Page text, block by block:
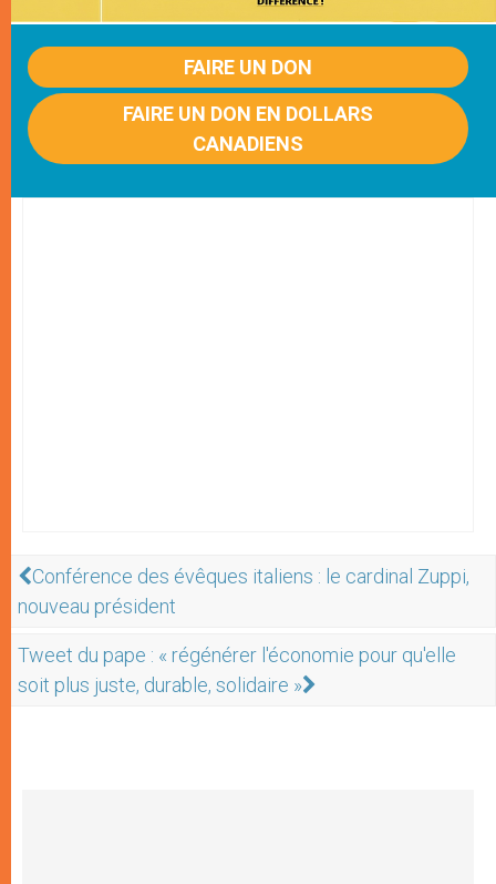
FAIRE UN DON
FAIRE UN DON EN DOLLARS
CANADIENS
Conférence des évêques italiens : le cardinal Zuppi,
nouveau président
Tweet du pape : « régénérer l'économie pour qu'elle
soit plus juste, durable, solidaire »